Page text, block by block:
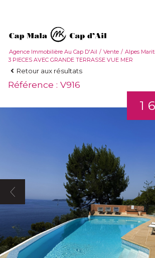
Agence Immobilière Au Cap D'Ail Vente Alpes
3 PIECES AVEC GRANDE TERRASSE VUE MER
Retour aux résultats
Référence : V916
1